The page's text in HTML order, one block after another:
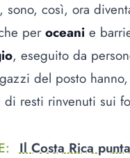
sono, così, ora
per oceani e
, eseguito da
del posto
di resti rinvenuti sui
: Il Costa Rica